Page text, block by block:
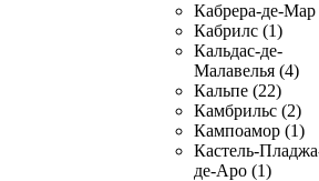
Кабрера-де-Мар
Кабрилс (1)
Кальдас-де-
Малавелья (4)
Кальпе (22)
Камбрильс (2)
Кампоамор (1)
Кастель-
де-Аро (1)